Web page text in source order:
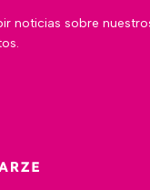
noticias sobre